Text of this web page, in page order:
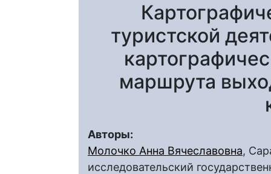
туристской
маршрута
Авторы:
Молочко Анна Вячеславовна,
исследовательский